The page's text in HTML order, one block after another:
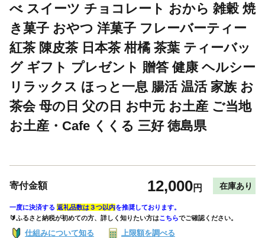
べ スイーツ チョコレート おから 雑穀 焼
き菓子 おやつ 洋菓子 フレーバーティー
紅茶 陳皮茶 日本茶 柑橘 茶葉 ティーバッ
グ ギフト プレゼント 贈答 健康 ヘルシー
リラックス ほっと一息 腸活 温活 家族 お
茶会 母の日 父の日 お中元 お土産 ご当地
お土産・Cafe くくる 三好 徳島県
寄付金額 12,000円 在庫あり
一度に決済する 返礼品数は３つ以内を推奨しております。
🔰ふるさと納税が初めての方、詳しく知りたい方はこちらでご確認ください。
仕組みについて知る 上限額を調べる